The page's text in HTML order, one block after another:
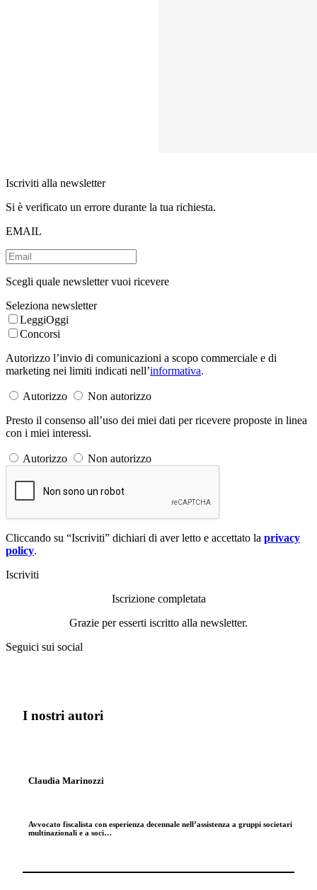
Iscriviti alla newsletter
Si è verificato un errore durante la tua richiesta.
EMAIL
Scegli quale newsletter vuoi ricevere
Seleziona newsletter
LeggiOggi
Concorsi
Autorizzo l’invio di comunicazioni a scopo commerciale e di
marketing nei limiti indicati nell’informativa.
Autorizzo
Non autorizzo
Presto il consenso all’uso dei miei dati per ricevere proposte in linea
con i miei interessi.
Autorizzo Non autorizzo
Cliccando su “Iscriviti” dichiari di aver letto e accettato la privacy
policy.
Iscriviti
Iscrizione completata
Grazie per esserti iscritto alla newsletter.
Seguici sui social
I nostri autori
Claudia Marinozzi
Avvocato fiscalista con esperienza decennale nell’assistenza a gruppi societari
multinazionali e a soci…